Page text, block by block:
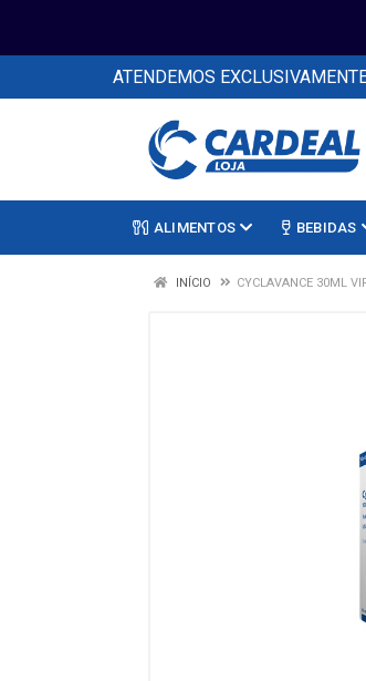
ATENDEMOS
ALIMENTOS BEBIDAS
INÍCIO CYCLAVANCE 30ML